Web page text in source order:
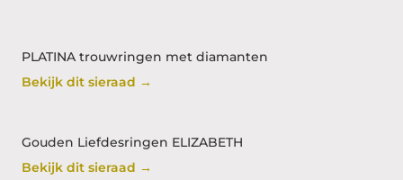
PLATINA trouwringen met diamanten
Bekijk dit sieraad →
Gouden Liefdesringen ELIZABETH
Bekijk dit sieraad →